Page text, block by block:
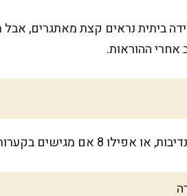
ביתית נראים קצת מאתגרים,
אחרי ההוראות.